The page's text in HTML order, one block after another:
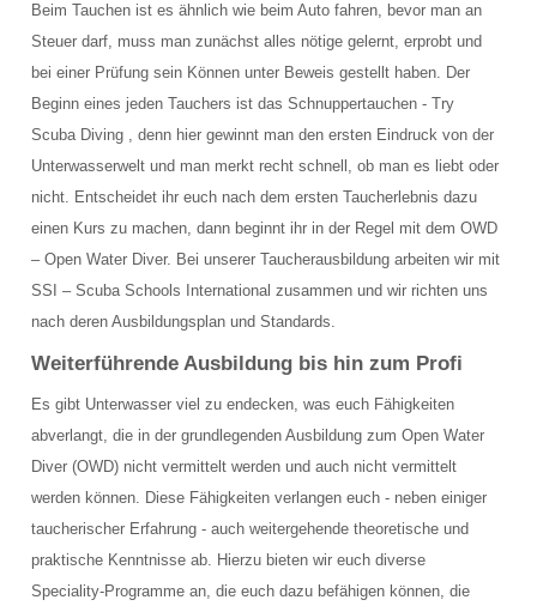
Schulungsraum für die Tauchausbildung
Verkauf und Vermietung von Ausrüstung
Das Team der Tauchbasis
AUSBILDUNG
Schnuppertauchen in der Ostsee
Tauchausbildung SSI
Werde SSI Dive Professional
Anfrage Tauchausbildung
TAUCHCLUB BALTIC
Landtauchgänge in der Ostsee vor der Basis
Beim Tauchen ist es ähnlich wie beim Auto fahren, bevor man an
Steuer darf, muss man zunächst alles nötige gelernt, erprobt und
bei einer Prüfung sein Können unter Beweis gestellt haben. Der
Beginn eines jeden Tauchers ist das Schnuppertauchen - Try
Scuba Diving , denn hier gewinnt man den ersten Eindruck von der
Unterwasserwelt und man merkt recht schnell, ob man es liebt oder
nicht. Entscheidet ihr euch nach dem ersten Taucherlebnis dazu
einen Kurs zu machen, dann beginnt ihr in der Regel mit dem OWD
– Open Water Diver. Bei unserer Taucherausbildung arbeiten wir mit
SSI – Scuba Schools International zusammen und wir richten uns
nach deren Ausbildungsplan und Standards.
Weiterführende Ausbildung bis hin zum Profi
Es gibt Unterwasser viel zu endecken, was euch Fähigkeiten
abverlangt, die in der grundlegenden Ausbildung zum Open Water
Diver (OWD) nicht vermittelt werden und auch nicht vermittelt
werden können. Diese Fähigkeiten verlangen euch - neben einiger
taucherischer Erfahrung - auch weitergehende theoretische und
praktische Kenntnisse ab. Hierzu bieten wir euch diverse
Speciality-Programme an, die euch dazu befähigen können, die